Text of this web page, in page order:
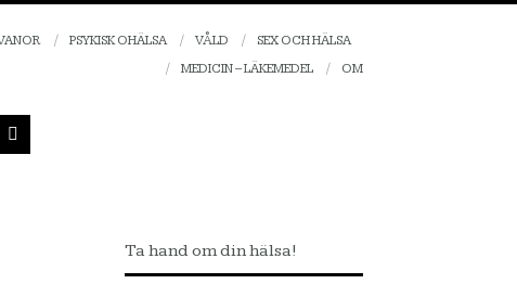
PSYKISK OHÄLSA VÅLD
SEX OCH HÄLSA
MEDICIN – LÄKEMEDEL
OM
Ta hand om din hälsa!